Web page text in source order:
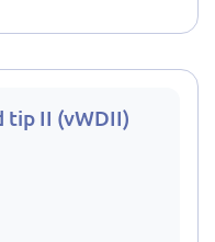
tip II (vWDII)